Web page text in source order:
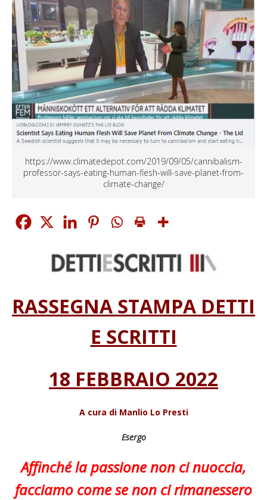
https://www.climatedepot.com/2019/09/05/cannibalism-
professor-says-eating-human-flesh-will-save-planet-from-
climate-change/
RASSEGNA STAMPA DETTI
E SCRITTI
18 FEBBRAIO 2022
A cura di Manlio Lo Presti
Esergo
Affinché la passione non ci nuoccia,
facciamo come se non ci rimanessero